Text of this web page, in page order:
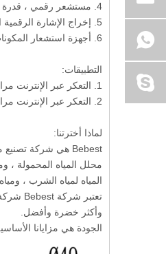
4. مستشعر رقمي ، قدرة عالية مضادة للسقوط ومسافة انتقال بعيدة.
5. إخراج الإشارة الرقمية القياسية ، يمكن أن يحقق التكامل والشبكات مع معدات أخرى دون وحدة تحكم.
6. أجهزة استشعار المكونات والتشغيل ، وتثبيت سريع وسهل.
التطبيقات:
1. التعكر عبر الإنترنت مراقبة مدخل المياه ، وتسوية حوض نبات المياه.
2. التعكر عبر الإنترنت مراقبة مصنع الصرف الصحي ، والمعالجة الصناعية للمياه ومياه الصرف الصحي.
لماذا أخترتنا:
محلل المياه المحمولة ،
المياه لمياه الشرب ،
وأكثر خضرة وأفضل.
الجودة هي مزايانا